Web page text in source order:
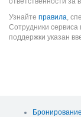
Узнайте правила,
Сотрудники
поддержки указан